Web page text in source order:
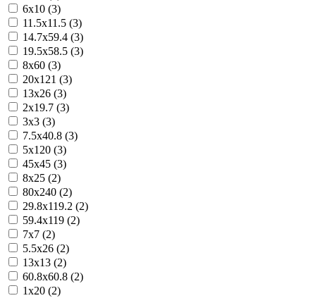
6x10 (3)
11.5x11.5 (3)
14.7x59.4 (3)
19.5x58.5 (3)
8x60 (3)
20x121 (3)
13x26 (3)
2x19.7 (3)
3x3 (3)
7.5x40.8 (3)
5x120 (3)
45x45 (3)
8x25 (2)
80x240 (2)
29.8x119.2 (2)
59.4x119 (2)
7x7 (2)
5.5x26 (2)
13x13 (2)
60.8x60.8 (2)
1x20 (2)